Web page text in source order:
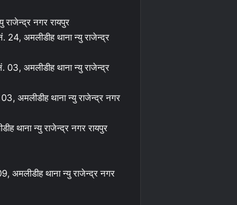
राजेन्द्र नगर रायपुर
24, अमलीडीह थाना न्यु राजेन्द्र
03, अमलीडीह थाना न्यु राजेन्द्र
अमलीडीह थाना न्यु राजेन्द्र नगर
थाना न्यु राजेन्द्र नगर रायपुर
अमलीडीह थाना न्यु राजेन्द्र नगर